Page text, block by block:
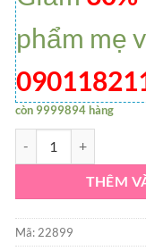
phẩm mẹ
còn 9999894 hàng
THÊM
Mã: 22899